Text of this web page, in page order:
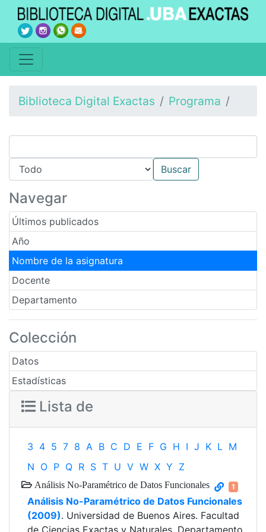
Biblioteca Digital Exactas Programa
Navegar
Últimos publicados
Año
Nombre de la asignatura
Docente
Departamento
Colección
Datos
Estadísticas
Lista de
3 4 5 7 8 A B C D E F G H I J K L M
N O P Q R S T U V W X Y Z
Análisis No-Paramétrico de Datos Funcionales 1
Análisis No-Paramétrico de Datos Funcionales
(2009). Universidad de Buenos Aires. Facultad